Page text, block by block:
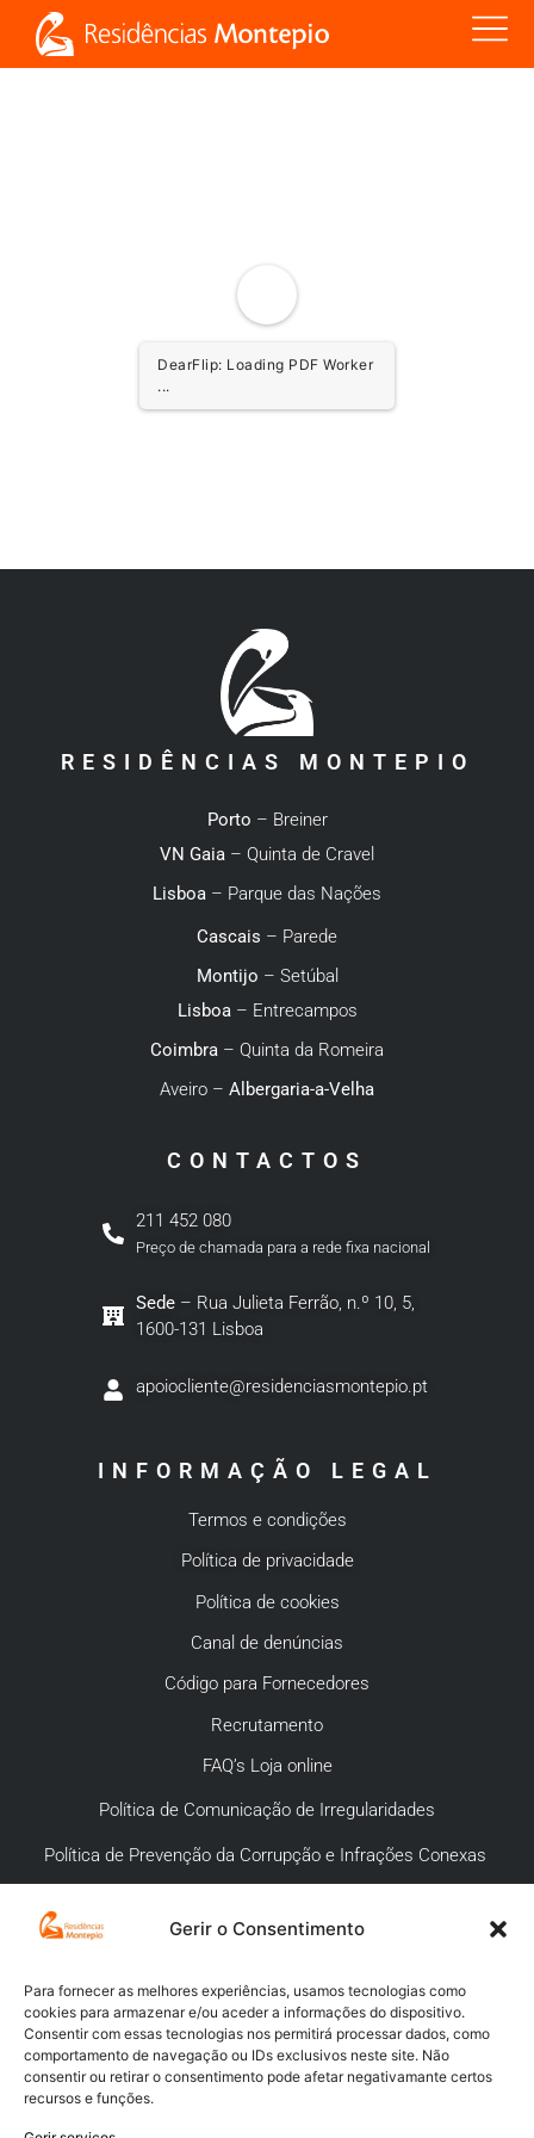
Gerir o Consentimento
Para fornecer as melhores experiências, usamos tecnologias como
cookies para armazenar e/ou aceder a informações do dispositivo.
Consentir com essas tecnologias nos permitirá processar dados, como
comportamento de navegação ou IDs exclusivos neste site. Não
consentir ou retirar o consentimento pode afetar negativamante certos
recursos e funções.
DearFlip: Loading PDF Worker
...
RESIDÊNCIAS MONTEPIO
Porto – Breiner
VN Gaia– Quinta de Cravel
Lisboa – Parque das Nações
Cascais – Parede
Montijo – Setúbal
Lisboa– Entrecampos
Coimbra – Quinta da Romeira
Aveiro – Albergaria-a-Velha
CONTACTOS
211 452 080
Preço de chamada para a rede fixa nacional
Sede– Rua Julieta Ferrão, n.º 10, 5,
1600-131 Lisboa
apoiocliente@residenciasmontepio.pt
INFORMAÇÃO LEGAL
Termos e condições
Política de privacidade
Política de cookies
Canal de denúncias
Código para Fornecedores
Recrutamento
FAQ’s Loja online
Política de Comunicação de Irregularidades
Política de Prevenção da Corrupção e Infrações Conexas
APOIO AO CLIENTE
Meios de pagamento
Compra segura
Campanhas promocionais